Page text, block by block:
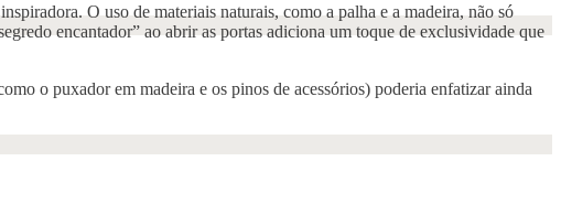
O uso de materiais naturais, como a palha e a madeira, não só
encantador” ao abrir as portas adiciona um toque de exclusividade que
o puxador em madeira e os pinos de acessórios) poderia enfatizar ainda